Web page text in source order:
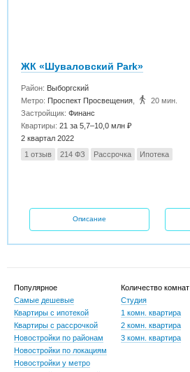
ЖК «Шуваловский Park»
Район: Выборгский
Метро: Проспект Просвещения
20 мин.
Застройщик:Финанс
Квартиры:21 за 5,7–10,0 млн ₽
2 квартал 2022
1 отзыв
214 ФЗ Рассрочка Ипотека
Описание
Популярное
Самые дешевые
Квартиры с ипотекой
Квартиры с рассрочкой
Новостройки по районам
Новостройки по локациям
Новостройки у метро
Количество комнат
Студия
1 комн. квартира
2 комн. квартира
3 комн. квартира